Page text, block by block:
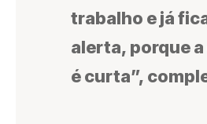
trabalho e já
alerta, porque
é curta”,